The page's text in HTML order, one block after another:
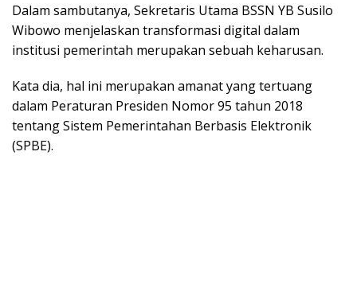
Dalam sambutanya, Sekretaris Utama BSSN YB Susilo
Wibowo menjelaskan transformasi digital dalam
institusi pemerintah merupakan sebuah keharusan.
Kata dia, hal ini merupakan amanat yang tertuang
dalam Peraturan Presiden Nomor 95 tahun 2018
tentang Sistem Pemerintahan Berbasis Elektronik
(SPBE).